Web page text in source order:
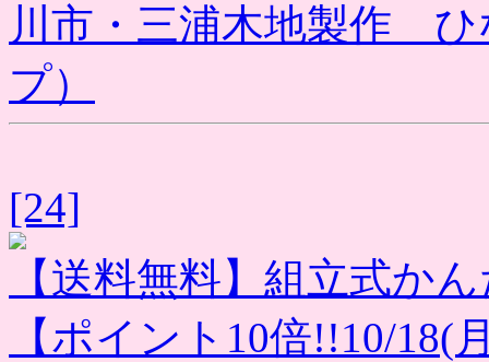
川市・三浦木地製作 ひ
プ）
[24]
【送料無料】組立式か
【ポイント10倍!!10/18(